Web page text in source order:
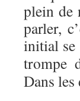
plein de
parler,
initial se
trompe
Dans